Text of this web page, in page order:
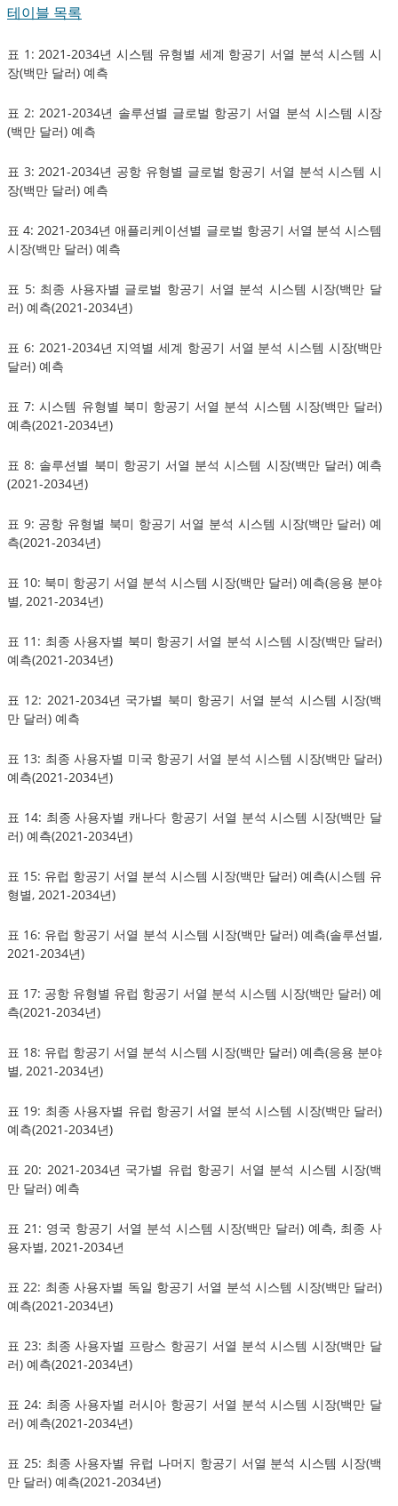
테이블 목록
표 1: 2021-2034년 시스템 유형별 세계 항공기 서열 분석 시스템 시
장(백만 달러) 예측
표 2: 2021-2034년 솔루션별 글로벌 항공기 서열 분석 시스템 시장
(백만 달러) 예측
표 3: 2021-2034년 공항 유형별 글로벌 항공기 서열 분석 시스템 시
장(백만 달러) 예측
표 4: 2021-2034년 애플리케이션별 글로벌 항공기 서열 분석 시스템
시장(백만 달러) 예측
표 5: 최종 사용자별 글로벌 항공기 서열 분석 시스템 시장(백만 달
러) 예측(2021-2034년)
표 6: 2021-2034년 지역별 세계 항공기 서열 분석 시스템 시장(백만
달러) 예측
표 7: 시스템 유형별 북미 항공기 서열 분석 시스템 시장(백만 달러)
예측(2021-2034년)
표 8: 솔루션별 북미 항공기 서열 분석 시스템 시장(백만 달러) 예측
(2021-2034년)
표 9: 공항 유형별 북미 항공기 서열 분석 시스템 시장(백만 달러) 예
측(2021-2034년)
표 10: 북미 항공기 서열 분석 시스템 시장(백만 달러) 예측(응용 분야
별, 2021-2034년)
표 11: 최종 사용자별 북미 항공기 서열 분석 시스템 시장(백만 달러)
예측(2021-2034년)
표 12: 2021-2034년 국가별 북미 항공기 서열 분석 시스템 시장(백
만 달러) 예측
표 13: 최종 사용자별 미국 항공기 서열 분석 시스템 시장(백만 달러)
예측(2021-2034년)
표 14: 최종 사용자별 캐나다 항공기 서열 분석 시스템 시장(백만 달
러) 예측(2021-2034년)
표 15: 유럽 항공기 서열 분석 시스템 시장(백만 달러) 예측(시스템 유
형별, 2021-2034년)
표 16: 유럽 항공기 서열 분석 시스템 시장(백만 달러) 예측(솔루션별,
2021-2034년)
표 17: 공항 유형별 유럽 항공기 서열 분석 시스템 시장(백만 달러) 예
측(2021-2034년)
표 18: 유럽 항공기 서열 분석 시스템 시장(백만 달러) 예측(응용 분야
별, 2021-2034년)
표 19: 최종 사용자별 유럽 항공기 서열 분석 시스템 시장(백만 달러)
예측(2021-2034년)
표 20: 2021-2034년 국가별 유럽 항공기 서열 분석 시스템 시장(백
만 달러) 예측
표 21: 영국 항공기 서열 분석 시스템 시장(백만 달러) 예측, 최종 사
용자별, 2021-2034년
표 22: 최종 사용자별 독일 항공기 서열 분석 시스템 시장(백만 달러)
예측(2021-2034년)
표 23: 최종 사용자별 프랑스 항공기 서열 분석 시스템 시장(백만 달
러) 예측(2021-2034년)
표 24: 최종 사용자별 러시아 항공기 서열 분석 시스템 시장(백만 달
러) 예측(2021-2034년)
표 25: 최종 사용자별 유럽 나머지 항공기 서열 분석 시스템 시장(백
만 달러) 예측(2021-2034년)